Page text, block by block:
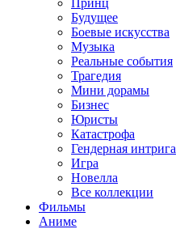
Будущее
Боевые искусства
Музыка
Реальные события
Трагедия
Мини дорамы
Бизнес
Юристы
Катастрофа
Гендерная интрига
Игра
Новелла
Все коллекции
Фильмы
Аниме